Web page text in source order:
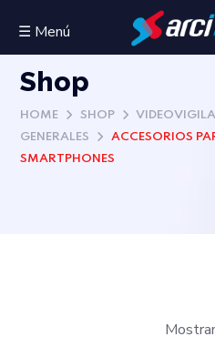
☰ Menú
Shop
HOME SHOP
GENERALES
ACCESORIOS
SMARTPHONES